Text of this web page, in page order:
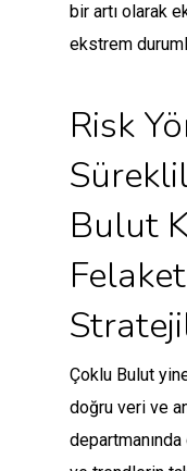
bir artı olarak
ekstrem
Risk
Bulut
Çoklu Bulut
doğru veri ve
departmanında